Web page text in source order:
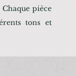
pièce
tons et